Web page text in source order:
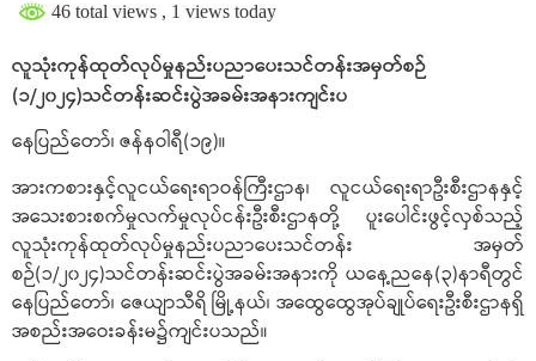
46 total views , 1 views today
လူသုံးကုန်ထုတ်လုပ်မှုနည်းပညာပေးသင်တန်းအမှတ်စဉ်
(၁/၂၀၂၄)သင်တန်းဆင်းပွဲအခမ်းအနားကျင်းပ
နေပြည်တော်၊ ဇန်နဝါရီ(၁၉)။
အားကစားနှင့်လူငယ်ရေးရာဝန်ကြီးဌာန၊ လူငယ်ရေးရာဦးစီးဌာနနှင့်
အသေးစားစက်မှုလက်မှုလုပ်ငန်းဦးစီးဌာနတို့ ပူးပေါင်းဖွင့်လှစ်သည့်
လူသုံးကုန်ထုတ်လုပ်မှုနည်းပညာပေးသင်တန်း အမှတ်
စဉ်(၁/၂၀၂၄)သင်တန်းဆင်းပွဲအခမ်းအနားကို ယနေ့ညနေ(၃)နာရီတွင်
နေပြည်တော်၊ ဇေယျာသီရိ မြို့နယ်၊ အထွေထွေအုပ်ချုပ်ရေးဦးစီးဌာနရှိ
အစည်းအဝေးခန်းမ၌ကျင်းပသည်။